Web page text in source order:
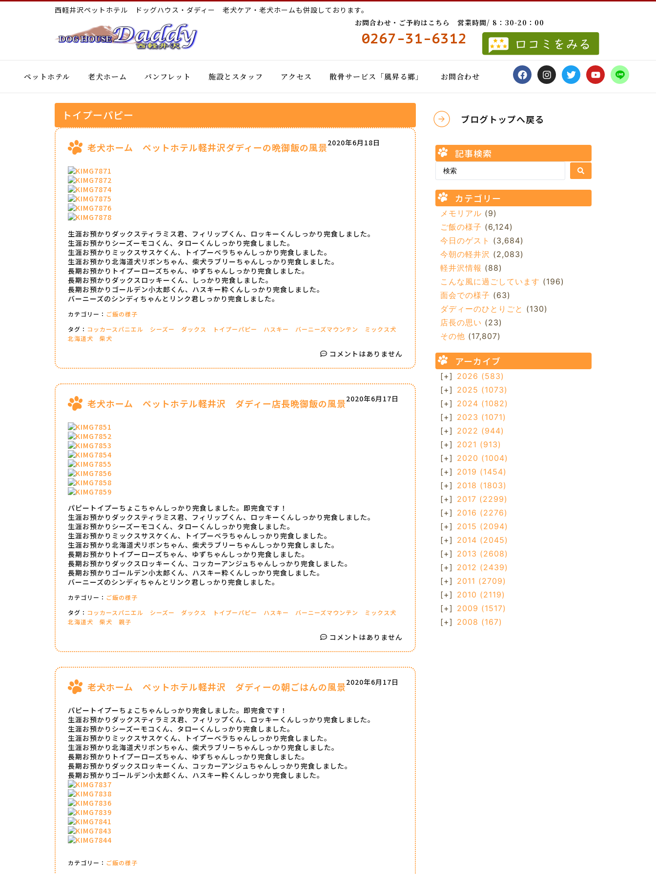
西軽井沢ペットホテル ドッグハウス・ダディー 老犬ケア・老犬ホームも併設しております。
お問合わせ・ご予約はこちら 営業時間/ 8：30-20：00
0267-31-6312
ペットホテル 老犬ホーム パンフレット 施設とスタッフ アクセス 散骨サービス「風昇る郷」 お問合わせ
トイプーパピー
老犬ホーム ペットホテル軽井沢ダディーの晩御飯の風景2020年6月18日
生涯お預かりダックスティラミス君、フィリップくん、ロッキーくんしっかり完食しました。
生涯お預かりシーズーモコくん、タローくんしっかり完食しました。
生涯お預かりミックスサスケくん、トイプーベラちゃんしっかり完食しました。
生涯お預かり北海道犬リボンちゃん、柴犬ラブリーちゃんしっかり完食しました。
長期お預かりトイプーローズちゃん、ゆずちゃんしっかり完食しました。
長期お預かりダックスロッキーくん、しっかり完食しました。
長期お預かりゴールデン小太郎くん、ハスキー粋くんしっかり完食しました。
バーニーズのシンディちゃんとリンク君しっかり完食しました。
カテゴリー： ご飯の様子
タグ： コッカースパニエル シーズー ダックス トイプーパピー ハスキー バーニーズマウンテン
ミックス犬
北海道犬
柴犬
コメントはありません
老犬ホーム ペットホテル軽井沢 ダディー店長晩御飯の風景2020年6月17日
パピートイプーちょこちゃんしっかり完食しました。即完食です！
生涯お預かりダックスティラミス君、フィリップくん、ロッキーくんしっかり完食しました。
生涯お預かりシーズーモコくん、タローくんしっかり完食しました。
生涯お預かりミックスサスケくん、トイプーベラちゃんしっかり完食しました。
生涯お預かり北海道犬リボンちゃん、柴犬ラブリーちゃんしっかり完食しました。
長期お預かりトイプーローズちゃん、ゆずちゃんしっかり完食しました。
長期お預かりダックスロッキーくん、コッカーアンジュちゃんしっかり完食しました。
長期お預かりゴールデン小太郎くん、ハスキー粋くんしっかり完食しました。
バーニーズのシンディちゃんとリンク君しっかり完食しました。
カテゴリー： ご飯の様子
タグ： コッカースパニエル シーズー ダックス トイプーパピー ハスキー バーニーズマウンテン
ミックス犬
北海道犬
柴犬 親子
コメントはありません
老犬ホーム ペットホテル軽井沢 ダディーの朝ごはんの風景2020年6月17日
パピートイプーちょこちゃんしっかり完食しました。即完食です！
生涯お預かりダックスティラミス君、フィリップくん、ロッキーくんしっかり完食しました。
生涯お預かりシーズーモコくん、タローくんしっかり完食しました。
生涯お預かりミックスサスケくん、トイプーベラちゃんしっかり完食しました。
生涯お預かり北海道犬リボンちゃん、柴犬ラブリーちゃんしっかり完食しました。
長期お預かりトイプーローズちゃん、ゆずちゃんしっかり完食しました。
長期お預かりダックスロッキーくん、コッカーアンジュちゃんしっかり完食しました。
長期お預かりゴールデン小太郎くん、ハスキー粋くんしっかり完食しました。
カテゴリー： ご飯の様子
ブログトップへ戻る
記事検索
カテゴリー
メモリアル (9)
ご飯の様子 (6,124)
今日のゲスト (3,684)
今朝の軽井沢 (2,083)
軽井沢情報 (88)
こんな風に過ごしています (196)
面会での様子 (63)
ダディーのひとりごと (130)
店長の思い (23)
その他 (17,807)
アーカイブ
[+] 2026 (583)
[+] 2025 (1073)
[+] 2024 (1082)
[+] 2023 (1071)
[+] 2022 (944)
[+] 2021 (913)
[+] 2020 (1004)
[+] 2019 (1454)
[+] 2018 (1803)
[+] 2017 (2299)
[+] 2016 (2276)
[+] 2015 (2094)
[+] 2014 (2045)
[+] 2013 (2608)
[+] 2012 (2439)
[+] 2011 (2709)
[+] 2010 (2119)
[+] 2009 (1517)
[+] 2008 (167)